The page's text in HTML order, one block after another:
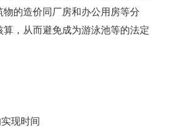
物的造价同厂房和办公用房等分
，从而避免成为游泳池等的法定
现时间